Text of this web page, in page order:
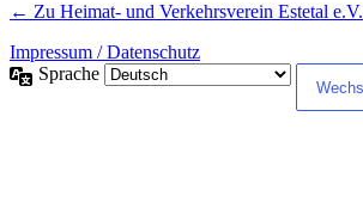
← Zu Heimat- und Verkehrsverein Estetal e.V.
Impressum / Datenschutz
Sprache